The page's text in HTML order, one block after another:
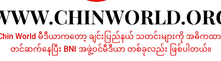
World မီဒီယာကတော့ ချင်းပြည်နယ် သတင်းများကို အဓိကထာ
တင်ဆက်နေပြီး BNI အဖွဲ့ဝင်မီဒီယာ တစ်ခုလည်း ဖြစ်ပါတယ်။